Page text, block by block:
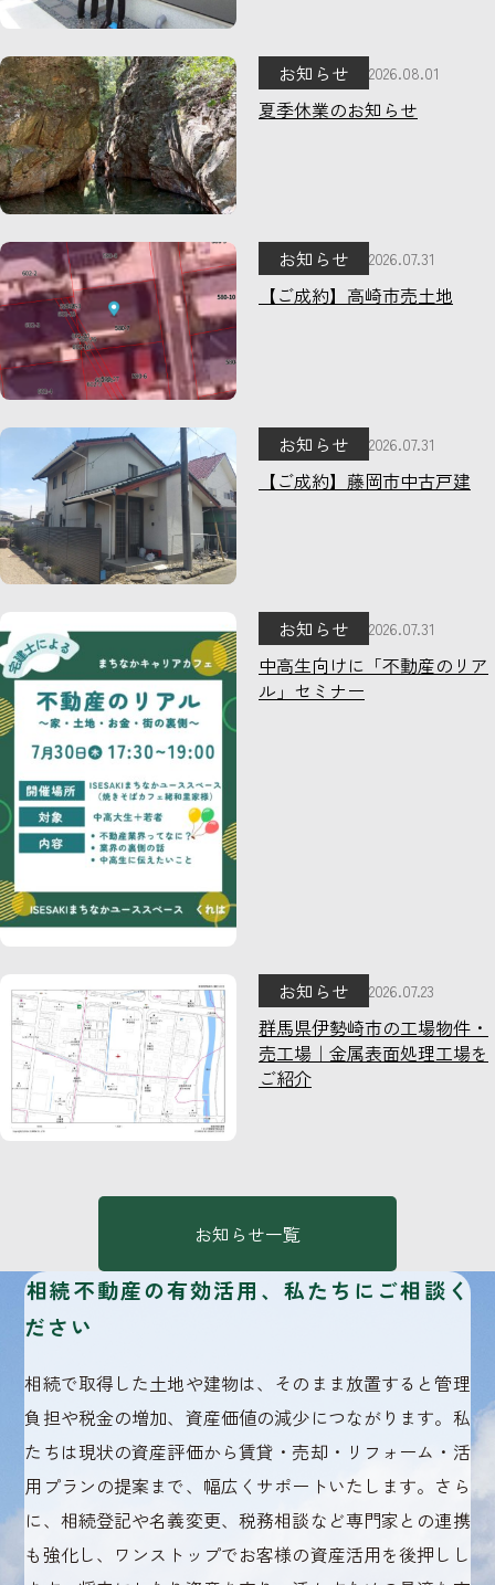
お知らせ 2026.08.01
夏季休業のお知らせ
お知らせ 2026.07.31
【ご成約】高崎市売土地
お知らせ 2026.07.31
【ご成約】藤岡市中古戸建
お知らせ 2026.07.31
中高生向けに「不動産のリア
ル」セミナー
お知らせ 2026.07.23
群馬県伊勢崎市の工場物件・
売工場｜金属表面処理工場を
ご紹介
お知らせ一覧
相続不動産の有効活用、私たちにご相談く
ださい
相続で取得した土地や建物は、そのまま放置すると管理
負担や税金の増加、資産価値の減少につながります。私
たちは現状の資産評価から賃貸・売却・リフォーム・活
用プランの提案まで、幅広くサポートいたします。さら
に、相続登記や名義変更、税務相談など専門家との連携
も強化し、ワンストップでお客様の資産活用を後押しし